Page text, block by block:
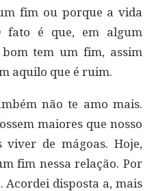
fim ou porque a vida
fato é que, em algum
tem um fim, assim
aquilo que é ruim.
não te amo mais.
maiores que nosso
de mágoas. Hoje,
fim nessa relação. Por
disposta a, mais